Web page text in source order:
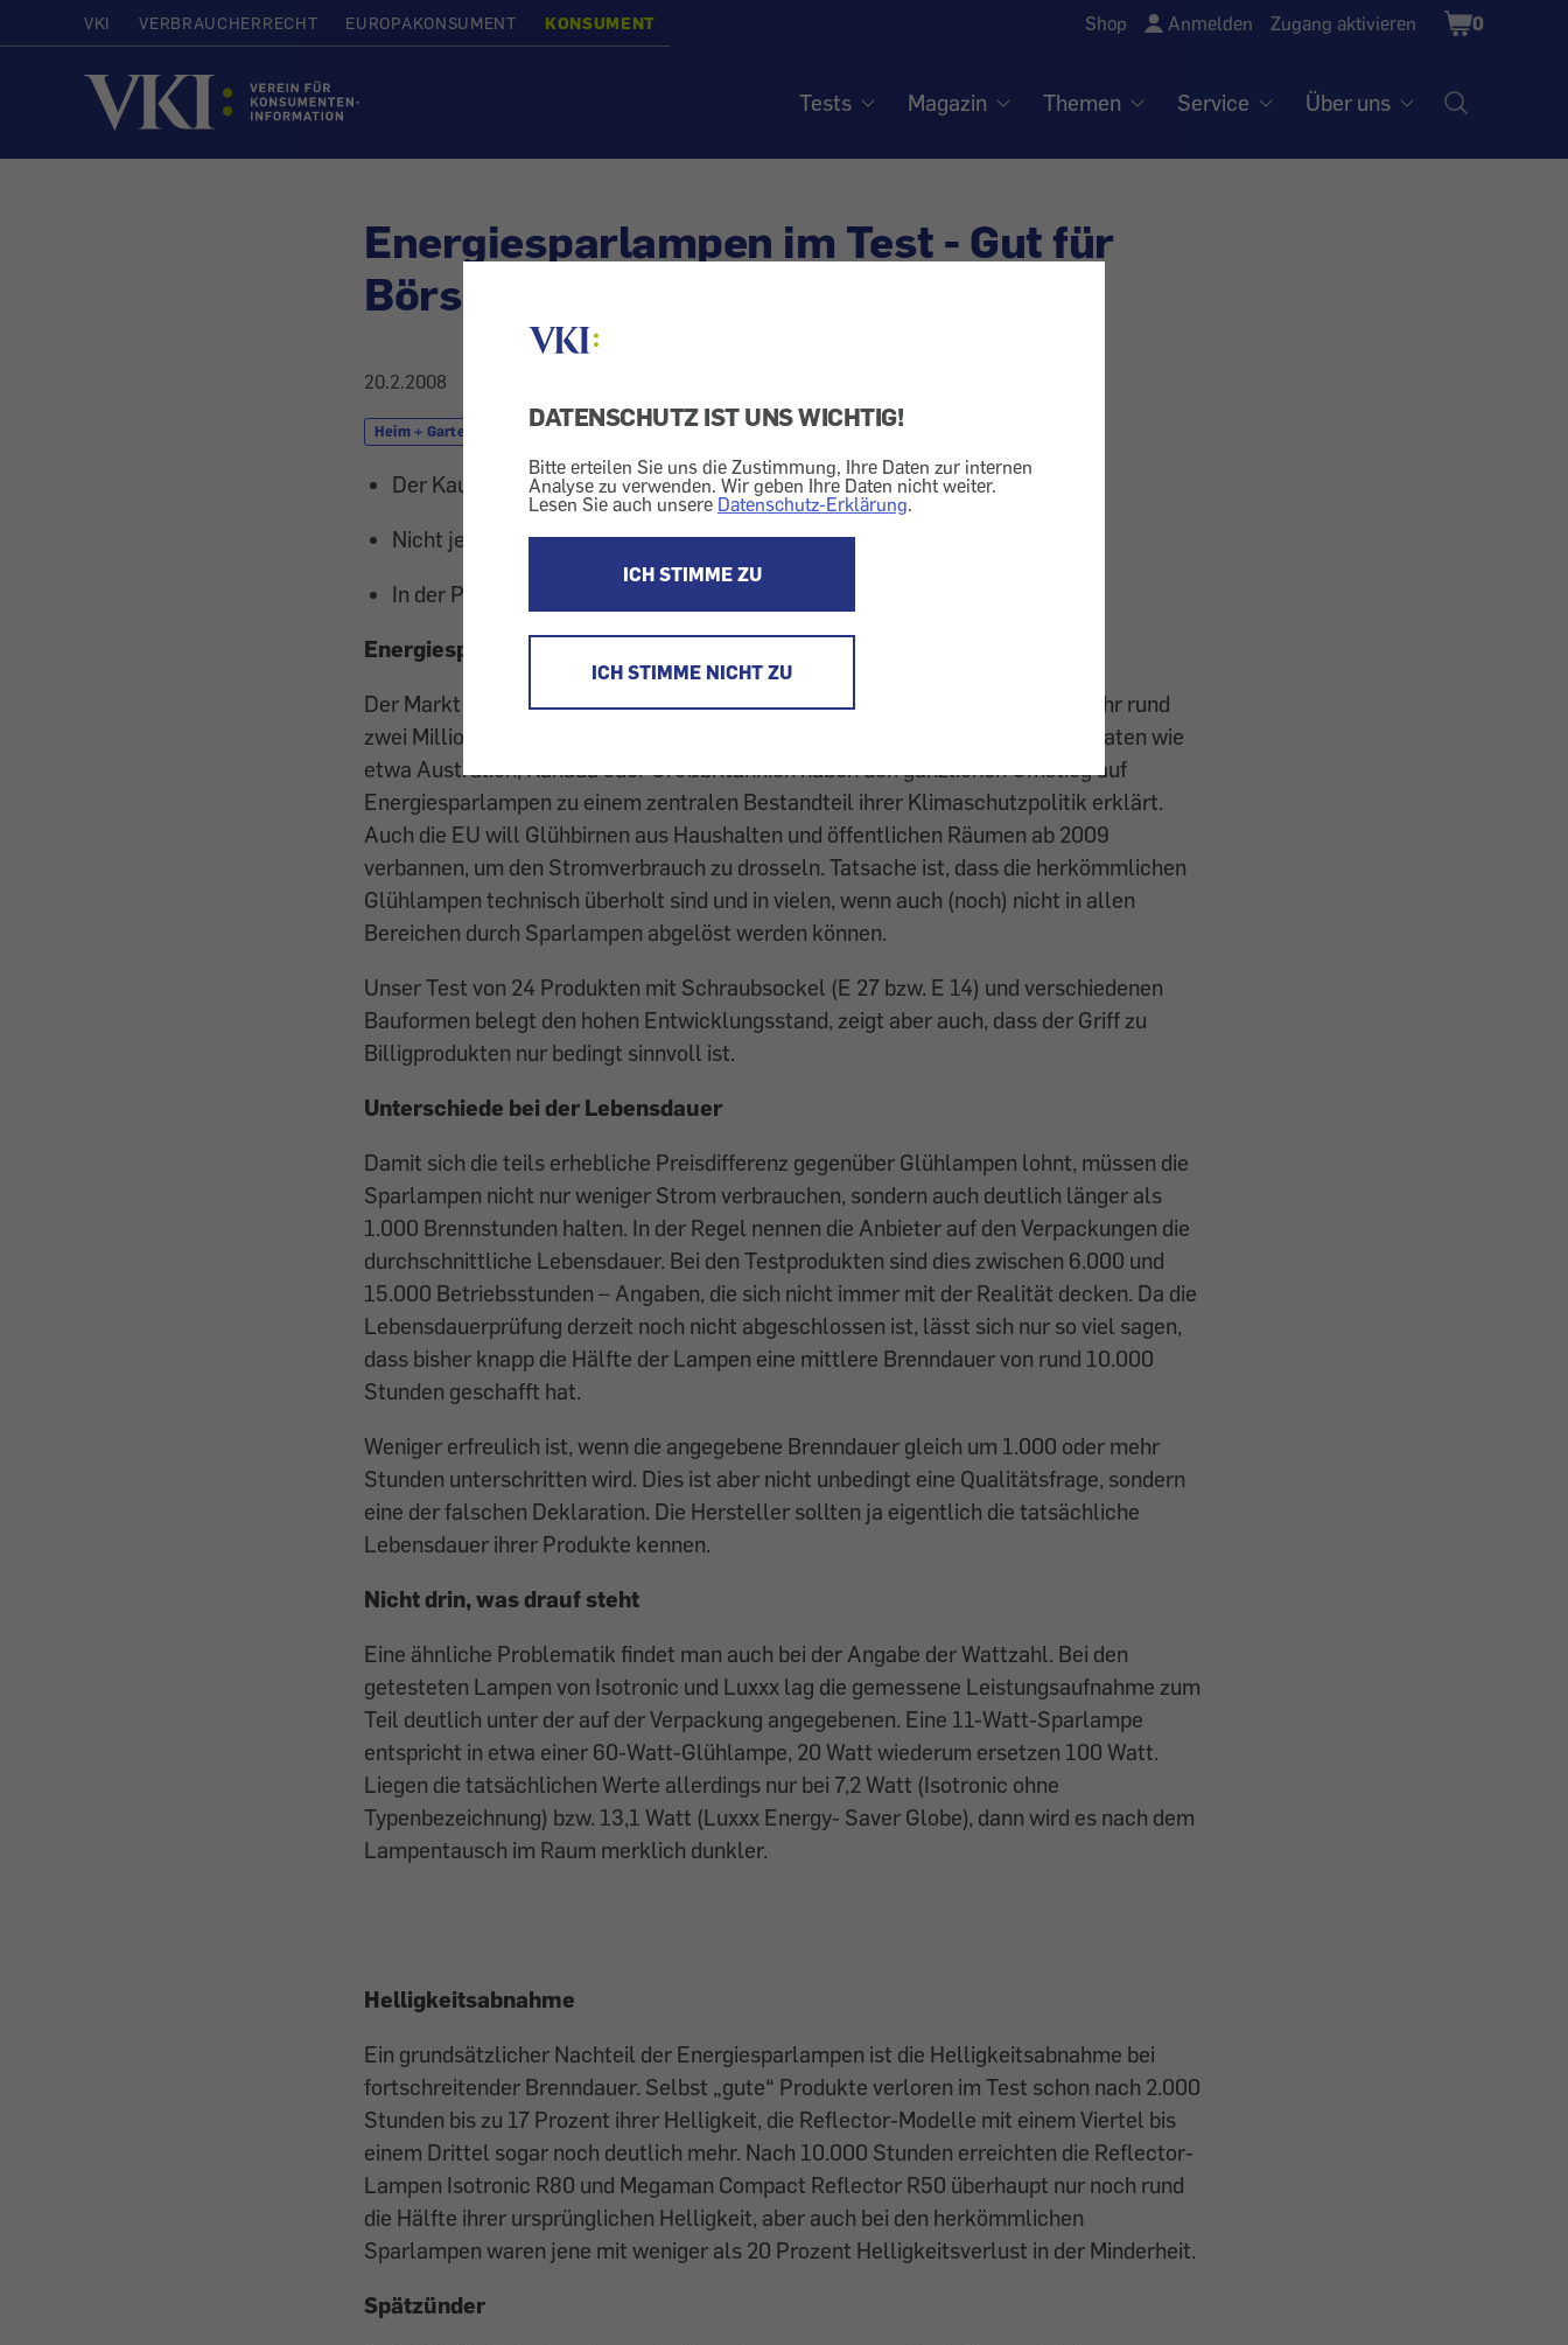
DATENSCHUTZ IST UNS WICHTIG!
Bitte erteilen Sie uns die Zustimmung, Ihre Daten zur internen
Analyse zu verwenden. Wir geben Ihre Daten nicht weiter.
Lesen Sie auch unsere Datenschutz-Erklärung.
ICH STIMME ZU
ICH STIMME NICHT ZU
VKI VERBRAUCHERRECHT EUROPAKONSUMENT KONSUMENT Shop Anmelden Zugang aktivieren
Shopping
Cart
0
Startseite
Tests Magazin Themen Service Über uns
Energiesparlampen im Test - Gut für
Börsel und Umwelt
20.2.2008
Heim + Garten Beleuchtung
Der Kaufpreis amortisiert sich in jedem Fall
Nicht jede Lampe ist für jeden Zweck geeignet
In der Praxis gibt es kleine Schwächen
Energiesparlampen statt Glühbirnen?
Der Markt für Energiesparlampen boomt. Allein in Österreich wurden im Vorjahr rund
zwei Millionen Stück verkauft – mehr als doppelt so viele wie 2006. Einige Staaten wie
etwa Australien, Kanada oder Großbritannien haben den gänzlichen Umstieg auf
Energiesparlampen zu einem zentralen Bestandteil ihrer Klimaschutzpolitik erklärt.
Auch die EU will Glühbirnen aus Haushalten und öffentlichen Räumen ab 2009
verbannen, um den Stromverbrauch zu drosseln. Tatsache ist, dass die herkömmlichen
Glühlampen technisch überholt sind und in vielen, wenn auch (noch) nicht in allen
Bereichen durch Sparlampen abgelöst werden können.
Unser Test von 24 Produkten mit Schraubsockel (E 27 bzw. E 14) und verschiedenen
Bauformen belegt den hohen Entwicklungsstand, zeigt aber auch, dass der Griff zu
Billigprodukten nur bedingt sinnvoll ist.
Unterschiede bei der Lebensdauer
Damit sich die teils erhebliche Preisdifferenz gegenüber Glühlampen lohnt, müssen die
Sparlampen nicht nur weniger Strom verbrauchen, sondern auch deutlich länger als
1.000 Brennstunden halten. In der Regel nennen die Anbieter auf den Verpackungen die
durchschnittliche Lebensdauer. Bei den Testprodukten sind dies zwischen 6.000 und
15.000 Betriebsstunden – Angaben, die sich nicht immer mit der Realität decken. Da die
Lebensdauerprüfung derzeit noch nicht abgeschlossen ist, lässt sich nur so viel sagen,
dass bisher knapp die Hälfte der Lampen eine mittlere Brenndauer von rund 10.000
Stunden geschafft hat.
Weniger erfreulich ist, wenn die angegebene Brenndauer gleich um 1.000 oder mehr
Stunden unterschritten wird. Dies ist aber nicht unbedingt eine Qualitätsfrage, sondern
eine der falschen Deklaration. Die Hersteller sollten ja eigentlich die tatsächliche
Lebensdauer ihrer Produkte kennen.
Nicht drin, was drauf steht
Eine ähnliche Problematik findet man auch bei der Angabe der Wattzahl. Bei den
getesteten Lampen von Isotronic und Luxxx lag die gemessene Leistungsaufnahme zum
Teil deutlich unter der auf der Verpackung angegebenen. Eine 11-Watt-Sparlampe
entspricht in etwa einer 60-Watt-Glühlampe, 20 Watt wiederum ersetzen 100 Watt.
Liegen die tatsächlichen Werte allerdings nur bei 7,2 Watt (Isotronic ohne
Typenbezeichnung) bzw. 13,1 Watt (Luxxx Energy- Saver Globe), dann wird es nach dem
Lampentausch im Raum merklich dunkler.
Helligkeitsabnahme
Ein grundsätzlicher Nachteil der Energiesparlampen ist die Helligkeitsabnahme bei
fortschreitender Brenndauer. Selbst „gute“ Produkte verloren im Test schon nach 2.000
Stunden bis zu 17 Prozent ihrer Helligkeit, die Reflector-Modelle mit einem Viertel bis
einem Drittel sogar noch deutlich mehr. Nach 10.000 Stunden erreichten die Reflector-
Lampen Isotronic R80 und Megaman Compact Reflector R50 überhaupt nur noch rund
die Hälfte ihrer ursprünglichen Helligkeit, aber auch bei den herkömmlichen
Sparlampen waren jene mit weniger als 20 Prozent Helligkeitsverlust in der Minderheit.
Spätzünder